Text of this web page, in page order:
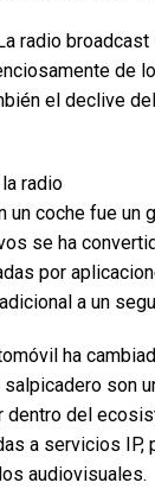
radio
de
el declive
radio
un coche fue un
se ha
por
a un
ha
son
dentro del
a servicios IP,
audiovisuales.